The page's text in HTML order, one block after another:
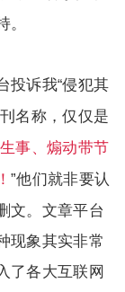
投诉我“侵犯其
名称，仅仅是
事、煽动带节
”他们就非要认
文。文章平台
现象其实非常
了各大互联网